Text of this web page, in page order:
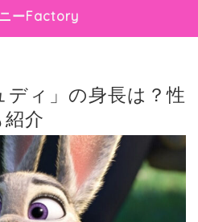
ーFactory
ディ」の身長は？性
紹介